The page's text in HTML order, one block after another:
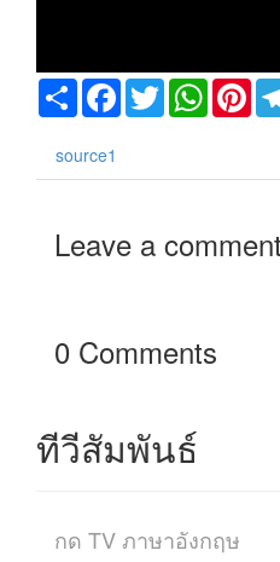
Share Facebook
Twitter
source1
Leave a comment
0 Comments
ทีวีสัมพันธ์
กด TV ภาษาอังกฤษ